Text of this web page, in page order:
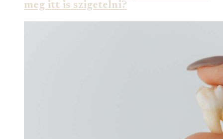
meg itt is szigetelni?